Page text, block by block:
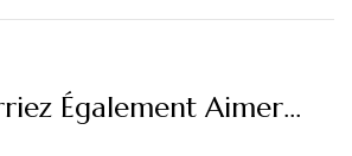
Également Aimer...